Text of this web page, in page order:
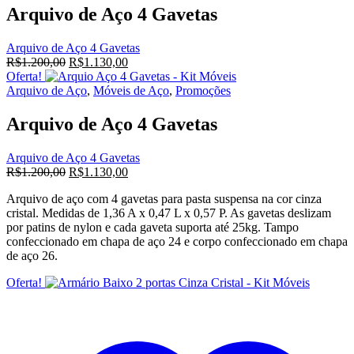
Arquivo de Aço 4 Gavetas
Arquivo de Aço 4 Gavetas
R$1.200,00 O
preço
original
R$1.200,00.
R$1.130,00O
preço
atual
R$1.130,00.
Oferta!
Arquivo de Aço, Móveis de Aço, Promoções
Arquivo de Aço 4 Gavetas
Arquivo de Aço 4 Gavetas
R$1.200,00 O
original
era:
R$1.200,00.
R$1.130,00O
atual
é:
R$1.130,00.
Arquivo de aço com 4 gavetas para pasta suspensa na cor cinza
cristal. Medidas de 1,36 A x 0,47 L x 0,57 P. As gavetas deslizam
por patins de nylon e cada gaveta suporta até 25kg. Tampo
confeccionado em chapa de aço 24 e corpo confeccionado em chapa
de aço 26.
Oferta!